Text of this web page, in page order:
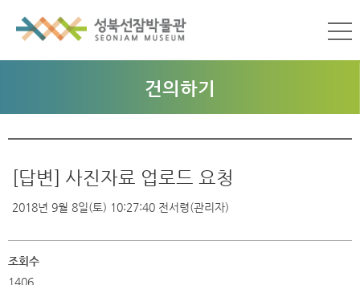
건의하기
[답변] 사진자료 업로드 요청
2018년 9월 8일(토) 10:27:40 전서령(관리자)
조회수
1406